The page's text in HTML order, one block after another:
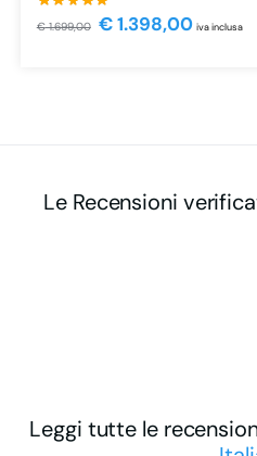
€1.699,00 €1.398,00 iva inclusa
Le Recensioni
Leggi tutte le